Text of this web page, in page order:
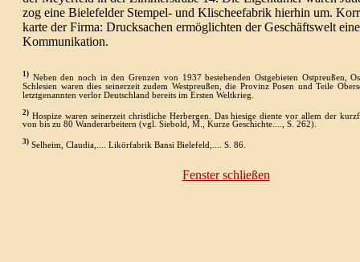
zog eine Biele­felder Stempel- und Klischee­fabrik hierhin um.
karte der Firma: Druck­sachen ermög­lich­ten der Geschäfts­welt
Kommu­ni­ka­tion.
1) Neben den noch in den Grenzen von 1937 beste­henden Ost­gebieten Ost­preußen,
Schlesien waren dies seiner­zeit zudem West­preußen, die Provinz Posen und Teile
letzt­genannten verlor Deutsch­land bereits im Ersten Welt­krieg.
2) Hospize waren seiner­zeit christ­liche Herbergen. Das hiesige diente vor allem der
von bis zu 80 Wander­arbeitern (vgl. Siebold, M., Kurze Geschichte...., S. 262).
3) Selheim, Claudia,.... Likörfabrik Bansi Bielefeld,.... S. 86.
Fenster schließen